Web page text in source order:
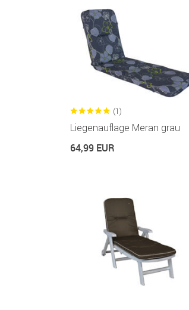
(1)
Liegenauflage Meran grau
64,99 EUR